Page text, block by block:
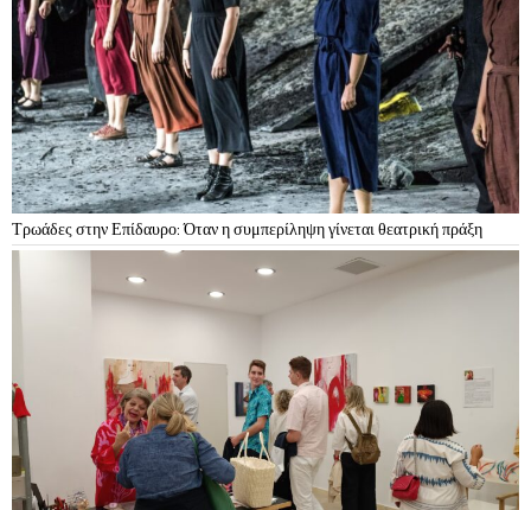
Τρωάδες στην Επίδαυρο: Όταν η συμπερίληψη γίνεται θεατρική πράξη